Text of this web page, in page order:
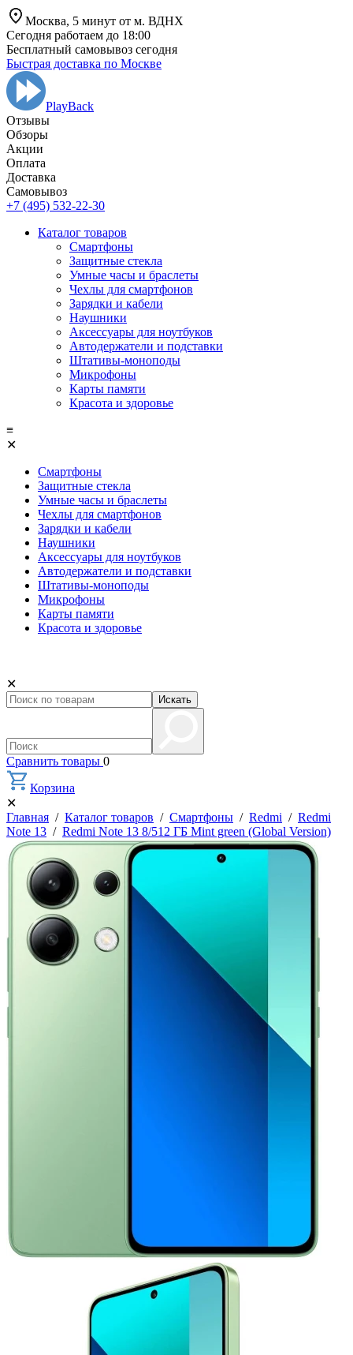
Москва, 5 минут от м. ВДНХ
Сегодня работаем до 18:00
Бесплатный самовывоз сегодня
Быстрая доставка по Москве
PlayBack
Отзывы
Обзоры
Aкции
Оплата
Доставка
Самовывоз
+7 (495) 532-22-30
Каталог товаров
Смартфоны
Защитные стекла
Умные часы и браслеты
Чехлы для смартфонов
Зарядки и кабели
Наушники
Аксессуары для ноутбуков
Автодержатели и подставки
Штативы-моноподы
Микрофоны
Карты памяти
Красота и здоровье
≡
✕
Смартфоны
Защитные стекла
Умные часы и браслеты
Чехлы для смартфонов
Зарядки и кабели
Наушники
Аксессуары для ноутбуков
Автодержатели и подставки
Штативы-моноподы
Микрофоны
Карты памяти
Красота и здоровье
✕
Искать
Сравнить товары 0
Корзина
✕
Главная / Каталог товаров / Смартфоны / Redmi / Redmi
Note 13 / Redmi Note 13 8/512 ГБ Mint green (Global Version)